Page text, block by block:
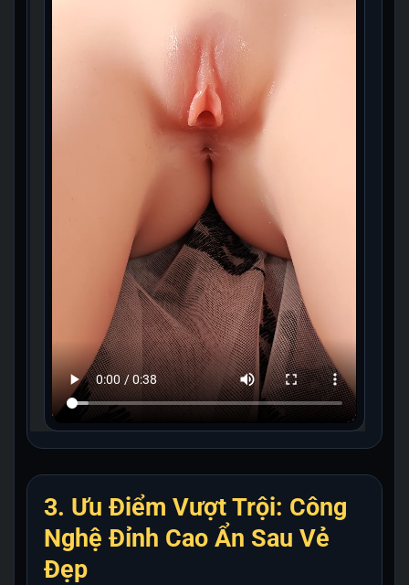
3. Ưu Điểm Vượt Trội: Công
Nghệ Đỉnh Cao Ẩn Sau Vẻ
Đẹp